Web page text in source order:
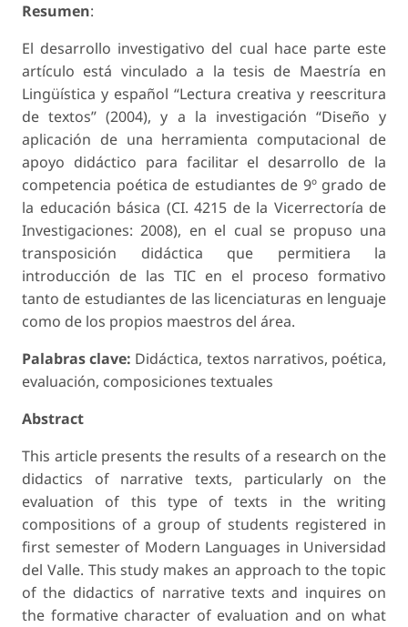
Resumen:
El desarrollo investigativo del cual hace parte este
artículo está vinculado a la tesis de Maestría en
Lingüística y español “Lectura creativa y reescritura
de textos” (2004), y a la investigación “Diseño y
aplicación de una herramienta computacional de
apoyo didáctico para facilitar el desarrollo de la
competencia poética de estudiantes de 9º grado de
la educación básica (CI. 4215 de la Vicerrectoría de
Investigaciones: 2008), en el cual se propuso una
transposición didáctica que permitiera la
introducción de las TIC en el proceso formativo
tanto de estudiantes de las licenciaturas en lenguaje
como de los propios maestros del área.
Palabras clave: Didáctica, textos narrativos, poética,
evaluación, composiciones textuales
Abstract
This article presents the results of a research on the
didactics of narrative texts, particularly on the
evaluation of this type of texts in the writing
compositions of a group of students registered in
first semester of Modern Languages in Universidad
del Valle. This study makes an approach to the topic
of the didactics of narrative texts and inquires on
the formative character of evaluation and on what